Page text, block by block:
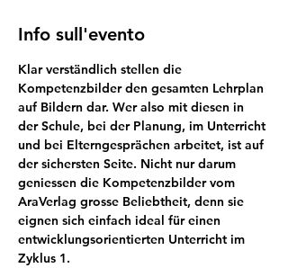
Info sull'evento
Klar verständlich stellen die
Kompetenzbilder den gesamten Lehrplan
auf Bildern dar. Wer also mit diesen in
der Schule, bei der Planung, im Unterricht
und bei Elterngesprächen arbeitet, ist auf
der sichersten Seite. Nicht nur darum
geniessen die Kompetenzbilder vom
AraVerlag grosse Beliebtheit, denn sie
eignen sich einfach ideal für einen
entwicklungsorientierten Unterricht im
Zyklus 1.